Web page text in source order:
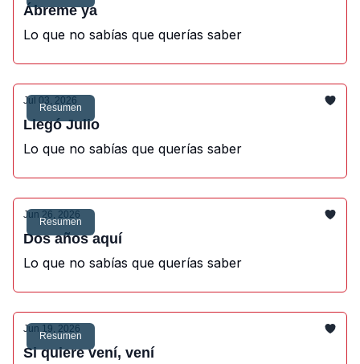
Ábreme ya
Lo que no sabías que querías saber
Resumen
Jul 03, 2026
Llegó Julio
Lo que no sabías que querías saber
Resumen
Jun 26, 2026
Dos años aquí
Lo que no sabías que querías saber
Resumen
Jun 19, 2026
Si quiere vení, vení